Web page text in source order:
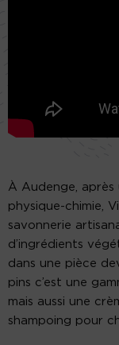
À Audenge,
physique-chimie,
savonnerie
d’ingrédients
dans une pièce
pins c’est une
mais aussi une
shampoing pour